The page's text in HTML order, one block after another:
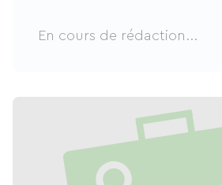
En cours de rédaction...